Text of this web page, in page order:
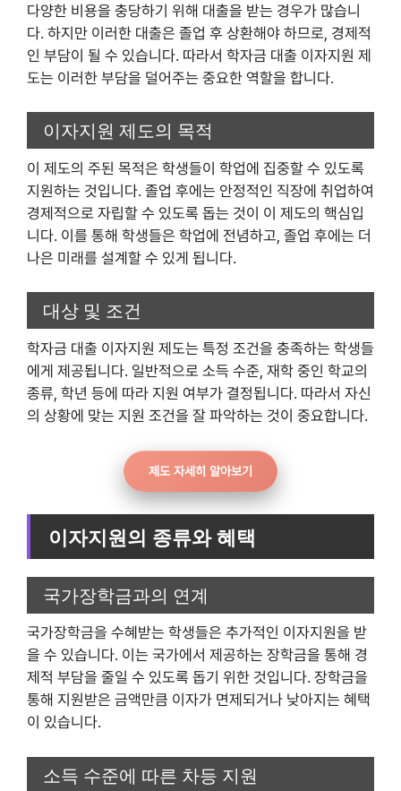
다양한 비용을 충당하기 위해 대출을 받는 경우가 많습니
다. 하지만 이러한 대출은 졸업 후 상환해야 하므로, 경제적
인 부담이 될 수 있습니다. 따라서 학자금 대출 이자지원 제
도는 이러한 부담을 덜어주는 중요한 역할을 합니다.
이자지원 제도의 목적
이 제도의 주된 목적은 학생들이 학업에 집중할 수 있도록
지원하는 것입니다. 졸업 후에는 안정적인 직장에 취업하여
경제적으로 자립할 수 있도록 돕는 것이 이 제도의 핵심입
니다. 이를 통해 학생들은 학업에 전념하고, 졸업 후에는 더
나은 미래를 설계할 수 있게 됩니다.
대상 및 조건
학자금 대출 이자지원 제도는 특정 조건을 충족하는 학생들
에게 제공됩니다. 일반적으로 소득 수준, 재학 중인 학교의
종류, 학년 등에 따라 지원 여부가 결정됩니다. 따라서 자신
의 상황에 맞는 지원 조건을 잘 파악하는 것이 중요합니다.
제도 자세히 알아보기
이자지원의 종류와 혜택
국가장학금과의 연계
국가장학금을 수혜받는 학생들은 추가적인 이자지원을 받
을 수 있습니다. 이는 국가에서 제공하는 장학금을 통해 경
제적 부담을 줄일 수 있도록 돕기 위한 것입니다. 장학금을
통해 지원받은 금액만큼 이자가 면제되거나 낮아지는 혜택
이 있습니다.
소득 수준에 따른 차등 지원